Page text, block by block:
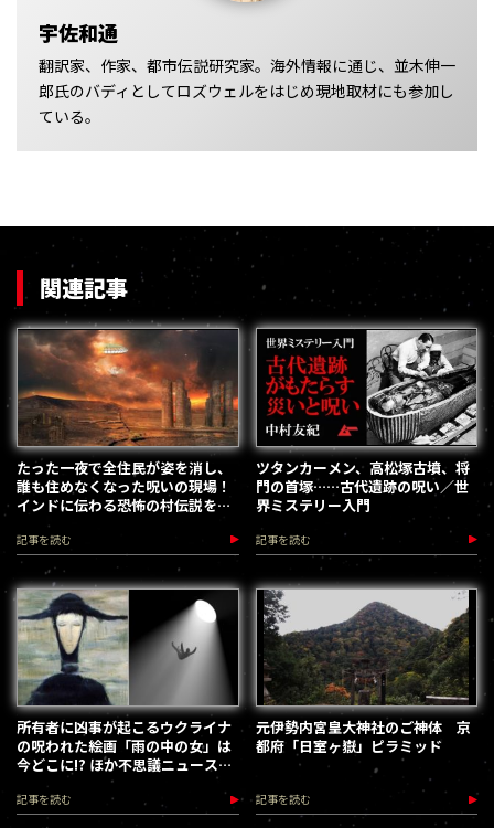
宇佐和通
翻訳家、作家、都市伝説研究家。海外情報に通じ、並木伸一
郎氏のバディとしてロズウェルをはじめ現地取材にも参加し
ている。
関連記事
たった一夜で全住民が姿を消し、
誰も住めなくなった呪いの現場！
インドに伝わる恐怖の村伝説を追
記事を読む
ツタンカーメン、高松塚古墳、将
門の首塚……古代遺跡の呪い／世
界ミステリー入門
記事を読む
所有者に凶事が起こるウクライナ
の呪われた絵画「雨の中の女」は
今どこに!? ほか不思議ニュースま
とめ／web MU HOT PRESS
記事を読む
元伊勢内宮皇大神社のご神体 京
都府「日室ヶ嶽」ピラミッド
記事を読む